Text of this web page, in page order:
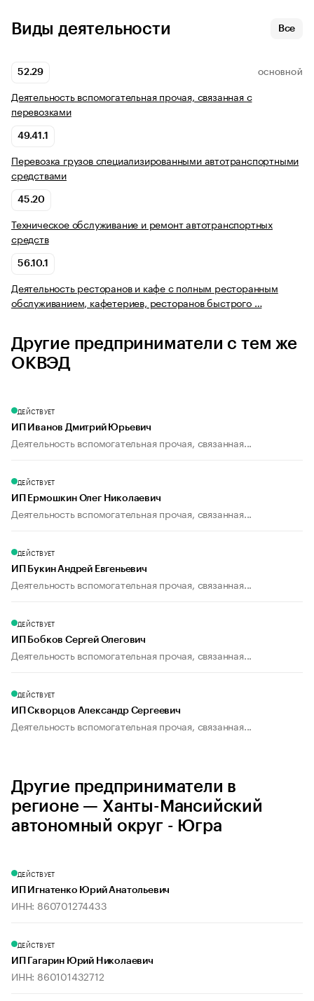
Виды деятельности Все
52.29 ОСНОВНОЙ
Деятельность вспомогательная прочая, связанная с
перевозками
49.41.1
Перевозка грузов специализированными автотранспортными
средствами
45.20
Техническое обслуживание и ремонт автотранспортных
средств
56.10.1
Деятельность ресторанов и кафе с полным ресторанным
обслуживанием, кафетериев, ресторанов быстрого …
Другие предприниматели с тем же
ОКВЭД
ДЕЙСТВУЕТ
ИП Иванов Дмитрий Юрьевич
Деятельность вспомогательная прочая, связанная...
ДЕЙСТВУЕТ
ИП Ермошкин Олег Николаевич
Деятельность вспомогательная прочая, связанная...
ДЕЙСТВУЕТ
ИП Букин Андрей Евгеньевич
Деятельность вспомогательная прочая, связанная...
ДЕЙСТВУЕТ
ИП Бобков Сергей Олегович
Деятельность вспомогательная прочая, связанная...
ДЕЙСТВУЕТ
ИП Скворцов Александр Сергеевич
Деятельность вспомогательная прочая, связанная...
Другие предприниматели в
регионе — Ханты-Мансийский
автономный округ - Югра
ДЕЙСТВУЕТ
ИП Игнатенко Юрий Анатольевич
ИНН: 860701274433
ДЕЙСТВУЕТ
ИП Гагарин Юрий Николаевич
ИНН: 860101432712